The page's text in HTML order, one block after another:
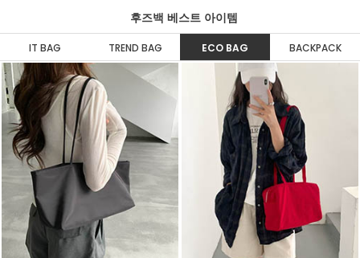
후즈백 베스트 아이템
IT BAG TREND BAG ECO BAG BACKPACK